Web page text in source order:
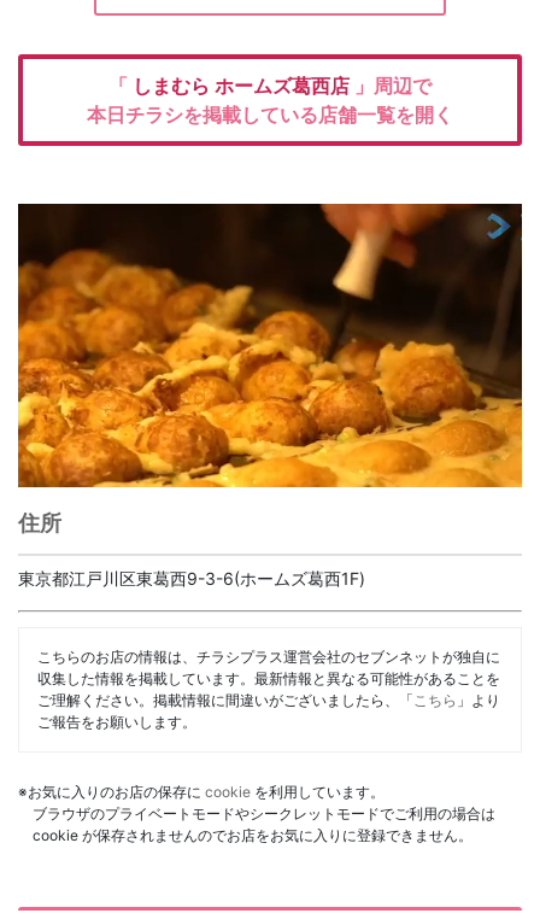
「 しまむら ホームズ葛西店 」周辺で
本日チラシを掲載している店舗一覧を開く
住所
東京都江戸川区東葛西9-3-6(ホームズ葛西1F)
こちらのお店の情報は、チラシプラス運営会社のセブンネットが独自に
収集した情報を掲載しています。最新情報と異なる可能性があることを
ご理解ください。掲載情報に間違いがございましたら、「 こちら 」より
ご報告をお願いします。
※お気に入りのお店の保存に cookie を利用しています。
ブラウザのプライベートモードやシークレットモードでご利用の場合は
cookie が保存されませんのでお店をお気に入りに登録できません。